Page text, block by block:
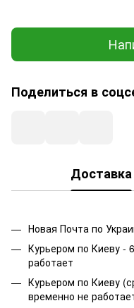
Поделиться в
Доставка
Новая Почта по
Курьером по Киеву -
работает
Курьером по Киеву
временно не